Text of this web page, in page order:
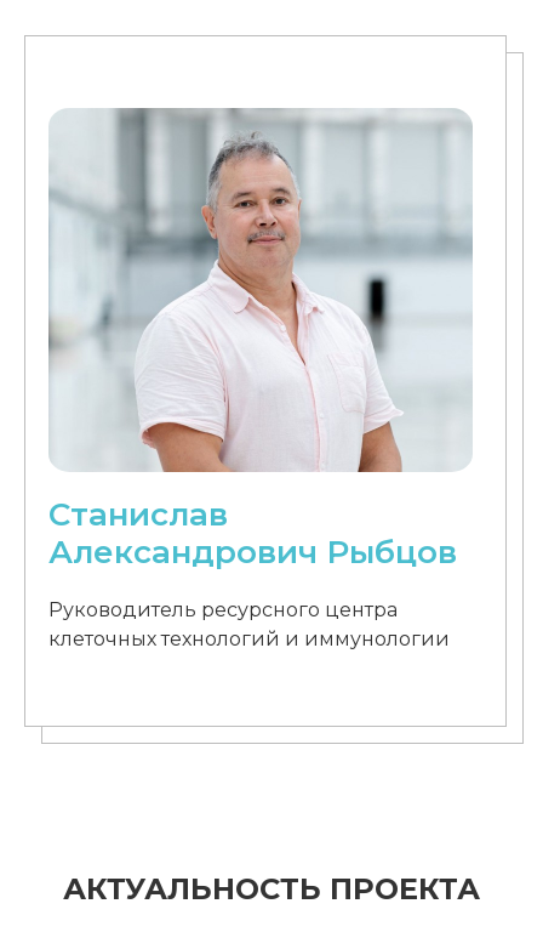
Станислав
Александрович Рыбцов
Руководитель ресурсного центра
клеточных технологий и иммунологии
АКТУАЛЬНОСТЬ ПРОЕКТА